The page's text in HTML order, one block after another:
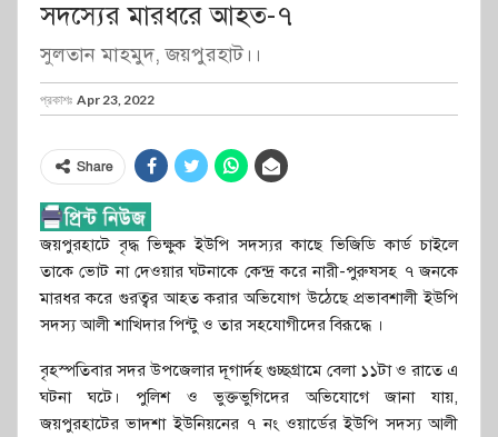
সদস্যের মারধরে আহত-৭
সুলতান মাহমুদ, জয়পুরহাট।।
প্রকাশঃ Apr 23, 2022
Share
জয়পুরহাটে বৃদ্ধ ভিক্ষুক ইউপি সদস্যর কাছে ভিজিডি কার্ড চাইলে
তাকে ভোট না দেওয়ার ঘটনাকে কেন্দ্র করে নারী-পুরুষসহ ৭ জনকে
মারধর করে গুরত্বর আহত করার অভিযোগ উঠেছে প্রভাবশালী ইউপি
সদস্য আলী শাখিদার পিন্টু ও তার সহযোগীদের বিরূদ্ধে ।
বৃহস্পতিবার সদর উপজেলার দূগার্দহ গুচ্ছগ্রামে বেলা ১১টা ও রাতে এ
ঘটনা ঘটে। পুলিশ ও ভুক্তভুগিদের অভিযোগে জানা যায়,
জয়পুরহাটের ভাদশা ইউনিয়নের ৭ নং ওয়ার্ডের ইউপি সদস্য আলী